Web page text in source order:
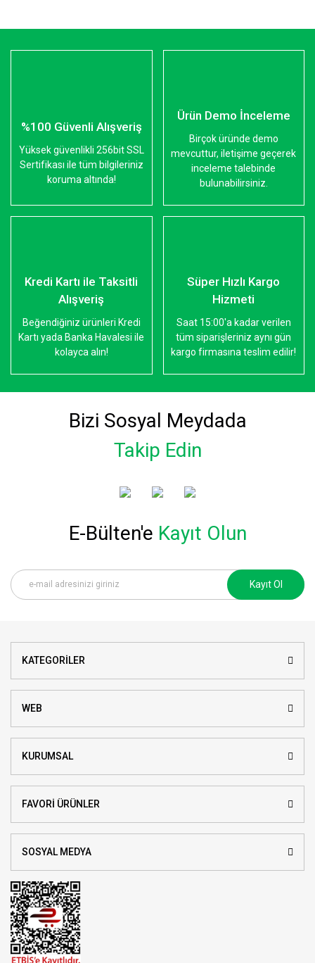
%100 Güvenli Alışveriş
Yüksek güvenlikli 256bit SSL
Sertifikası ile tüm bilgileriniz
koruma altında!
Ürün Demo İnceleme
Birçok üründe demo
mevcuttur, iletişime geçerek
inceleme talebinde
bulunabilirsiniz.
Kredi Kartı ile Taksitli
Alışveriş
Beğendiğiniz ürünleri Kredi
Kartı yada Banka Havalesi ile
kolayca alın!
Süper Hızlı Kargo
Hizmeti
Saat 15:00'a kadar verilen
tüm siparişleriniz aynı gün
kargo firmasına teslim edilir!
Bizi Sosyal Meydada
Takip Edin
E-Bülten'e Kayıt Olun
Kayıt Ol
KATEGORİLER
WEB
KURUMSAL
FAVORİ ÜRÜNLER
SOSYAL MEDYA